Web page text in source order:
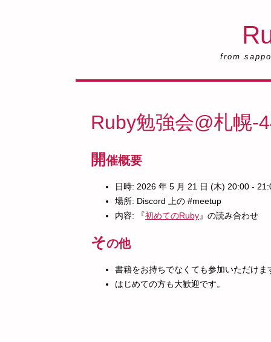
from
Ruby勉強会@札幌-
開催概要
日時: 2026 年 5 月 21 日 (木) 20:00 -
場所: Discord 上の #meetup
内容: 『初めてのRuby』の読み合わせ
その他
書籍をお持ちでなくても参加いただけま
はじめての方も大歓迎です。